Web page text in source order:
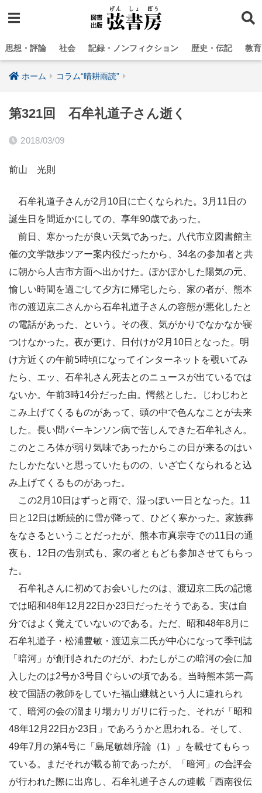
思想・評論 社会 記録・ノンフィクション 歴史・伝記 教
ホーム コラム“晴耕雨読”
第321回 石牟礼道子さん逝く
2018/03/09
前山 光則
石牟礼道子さんが2月10日に亡くなられた。3月11日の
誕生日を間近かにしての、享年90歳であった。
前日、寒かったが良い天気であった。八代市立図書館主
催の文学散歩ツアー案内役だったから、34名の参加者と共
に朝から人吉市方面へ出かけた。ぽかぽかした陽気の元、
愉しい時間を過ごして夕方に帰宅したら、家の者が、熊本
市の渡辺京二さんから石牟礼道子さんの容態が悪化したと
の電話があった、という。その夜、気がかりでなかなか寝
つけなかった。夜が更け、日付けが2月10日となった。明
け方近くの午前5時頃になってインターネットを覗いてみ
たら、エッ、石牟礼さん死去とのニュースが出ているでは
ないか。午前3時14分だった由。愕然とした。じわじわと
こみ上げてくるものがあって、頭の中で色んなことが去来
した。長い間パーキンソン病で苦しんできた石牟礼さん。
このところ体が弱り気味であったからこの日が来るのはい
たしかたないと思っていたものの、いざ亡くなられると込
み上げてくるものがあった。
この2月10日はずっと雨で、湿っぽい一日となった。11
日と12日は断続的に雪が降って、ひどく寒かった。家族葬
をなさるということだったが、熊本市真宗寺での11日の通
夜も、12日の告別式も、家の者ともども参加させてもらっ
た。
石牟礼さんに初めてお会いしたのは、渡辺京二氏の記憶
では昭和48年12月22日か23日だったそうである。実は自
分ではよく覚えていないのである。ただ、昭和48年8月に
石牟礼道子・松浦豊敏・渡辺京二氏が中心になって季刊誌
「暗河」が創刊されたのだが、わたしがこの暗河の会に加
入したのは2号か3号目ぐらいの頃である。当時熊本第一高
校で国語の教師をしていた福山継就という人に連れられ
て、暗河の会の溜まり場カリガリに行った、それが「昭和
48年12月22日か23日」であろうかと思われる。そして、
49年7月の第4号に「島尾敏雄序論（1）」を載せてもらっ
ている。まだそれが載る前であったが、「暗河」の合評会
が行われた際に出席し、石牟礼道子さんの連載「西南役伝